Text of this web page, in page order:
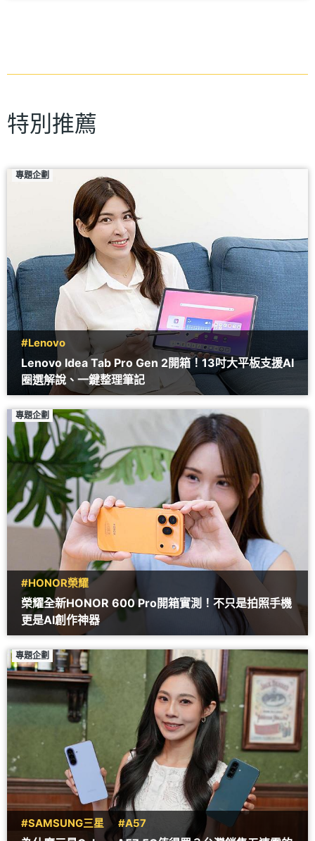
特別推薦
專題企劃
#Lenovo
Lenovo Idea Tab Pro Gen 2開箱！13吋大平板支援AI
圈選解說、一鍵整理筆記
專題企劃
#HONOR榮耀
榮耀全新HONOR 600 Pro開箱實測！不只是拍照手機
更是AI創作神器
專題企劃
#SAMSUNG三星 #A57